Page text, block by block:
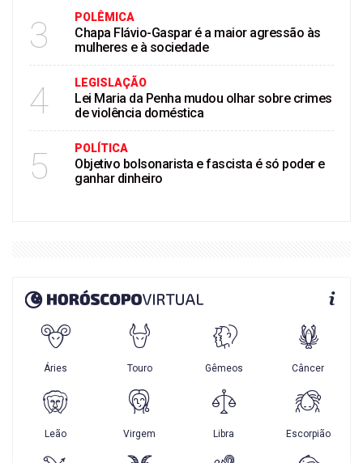
3 POLÊMICA
Chapa Flávio-Gaspar é a maior agressão às
mulheres e à sociedade
4 LEGISLAÇÃO
Lei Maria da Penha mudou olhar sobre crimes
de violência doméstica
5 POLÍTICA
Objetivo bolsonarista e fascista é só poder e
ganhar dinheiro